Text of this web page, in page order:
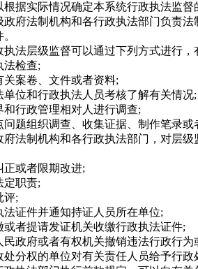
据实际情况确定本系统行政执法监督
法制机构和各行政执法部门负责法
层级监督可以通过下列方式进行，
检查;
案卷、文件或者资料;
位和行政执法人员考核了解有关情况;
行政管理相对人进行调查;
组织调查、收集证据、制作笔录或
制机构和各行政执法部门，对层级
或者限期改进;
职责;
评;
证件并通知持证人员所在单位;
者提请发证机关收缴行政执法证件;
府或者有权机关撤销违法行政行为
权的单位对有关责任人员给予行政